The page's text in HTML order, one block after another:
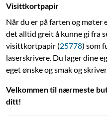
Visittkortpapir
Når du er på farten og møter
det alltid greit å kunne gi fra
visittkortpapir (25778) som
laserskrivere. Du lager dine
eget ønske og smak og
Velkommen til nærmeste
ditt!